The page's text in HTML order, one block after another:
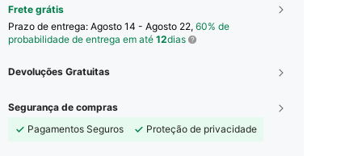
Frete grátis
Prazo de entrega: Agosto 14 - Agosto 22, 60% de
probabilidade de entrega em até 12dias
Devoluções Gratuitas
Segurança de compras
Pagamentos Seguros
Proteção de privacidade